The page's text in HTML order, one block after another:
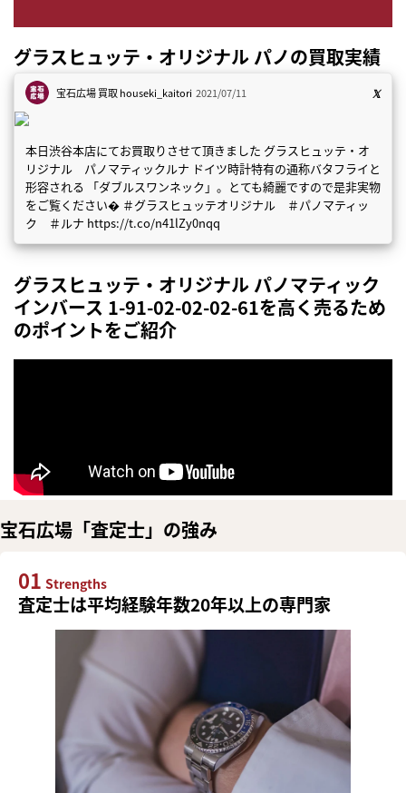
グラスヒュッテ・オリジナル パノの買取実績
宝石広場 買取houseki_kaitori 2021/07/11
本日渋谷本店にてお買取りさせて頂きました グラスヒュッテ・オ
リジナル パノマティックルナ ドイツ時計特有の通称バタフライと
形容される 「ダブルスワンネック」。とても綺麗ですので是非実物
をご覧ください� ＃グラスヒュッテオリジナル ＃パノマティッ
ク ＃ルナ https://t.co/n41lZy0nqq
グラスヒュッテ・オリジナル パノマティック
インバース 1-91-02-02-02-61を高く売るため
のポイントをご紹介
宝石広場「査定士」の強み
01 Strengths
査定士は平均経験年数20年以上の専門家